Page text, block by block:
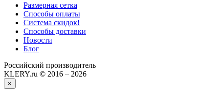
Размерная сетка
Способы оплаты
Система скидок!
Способы доставки
Новости
Блог
Российский производитель
KLERY.ru © 2016 – 2026
×